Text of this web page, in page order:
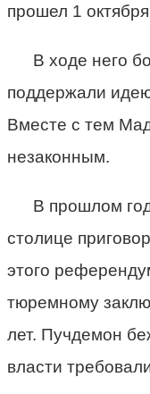
прошел 1
В ходе него
поддержали
Вместе с тем
незаконным.
В прошлом
столице
этого
тюремному
лет. Пучдемон
власти